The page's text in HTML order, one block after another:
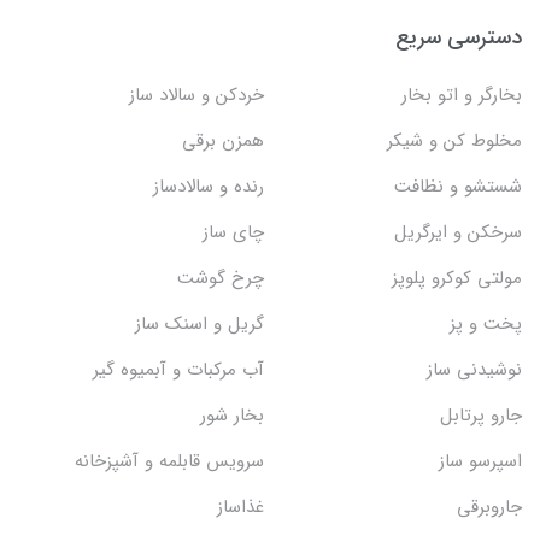
دسترسی سریع
بخارگر و اتو بخار
خردکن و سالاد ساز
مخلوط کن و شیکر
همزن برقی
شستشو و نظافت
رنده و سالادساز
سرخکن و ایرگریل
چای ساز
مولتی کوکرو پلوپز
چرخ گوشت
پخت و پز
گریل و اسنک‌ ساز
نوشیدنی ساز
آب مرکبات و آبمیوه گیر
جارو پرتابل
بخار شور
اسپرسو ساز
سرویس قابلمه و آشپزخانه
جاروبرقی
غذاساز